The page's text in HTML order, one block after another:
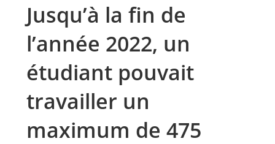
Jusqu’à la fin de
l’année 2022, un
étudiant pouvait
travailler un
maximum de 475